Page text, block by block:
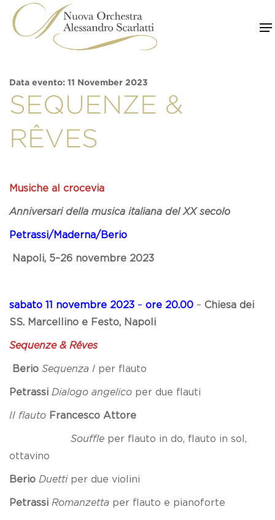
content
Data evento: 11 November 2023
SEQUENZE &
RÊVES
Musiche al crocevia
Anniversari della musica italiana del XX secolo
Petrassi/Maderna/Berio
Napoli, 5–26 novembre 2023
sabato 11 novembre 2023 – ore 20.00 – Chiesa dei
SS. Marcellino e Festo, Napoli
Sequenze & Rêves
Berio Sequenza I per flauto
Petrassi Dialogo angelico per due flauti
II flauto Francesco Attore
Souffle per flauto in do, flauto in sol,
ottavino
Berio Duetti per due violini
Petrassi Romanzetta per flauto e pianoforte